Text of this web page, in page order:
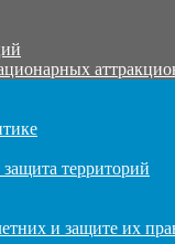
защита территорий
и защите их